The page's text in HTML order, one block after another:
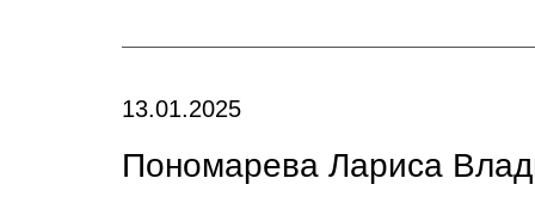
13.01.2025
Пономарева Лариса